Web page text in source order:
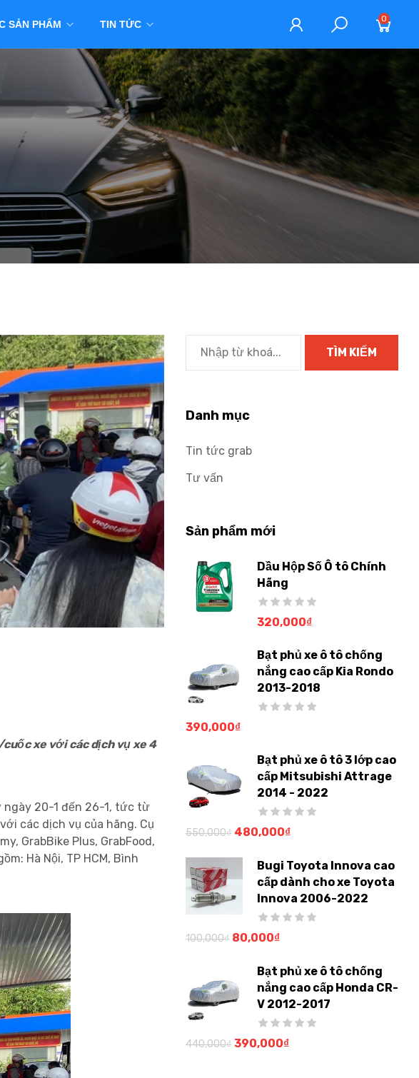
SẢN PHẨM TIN TỨC 0
xe với các dịch vụ xe 4
ngày 20-1 đến 26-1, tức từ
các dịch vụ của hãng. Cụ
GrabBike Plus, GrabFood,
Hà Nội, TP HCM, Bình
Danh mục
Tin tức grab
Tư vấn
Sản phẩm mới
Dầu Hộp Số Ô tô Chính
Hãng
320,000₫
Bạt phủ xe ô tô chống
nắng cao cấp Kia Rondo
2013-2018
390,000₫
Bạt phủ xe ô tô 3 lớp cao
cấp Mitsubishi Attrage
2014 - 2022
550,000₫ 480,000₫
Bugi Toyota Innova cao
cấp dành cho xe Toyota
Innova 2006-2022
100,000₫ 80,000₫
Bạt phủ xe ô tô chống
nắng cao cấp Honda CR-
V 2012-2017
440,000₫ 390,000₫